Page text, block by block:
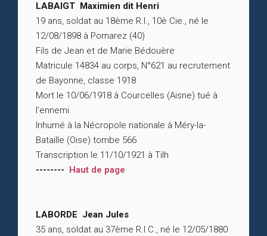
LABAIGT Maximien dit Henri
19 ans, soldat au 18ème R.I., 10è Cie., né le
12/08/1898 à Pomarez (40)
Fils de Jean et de Marie Bédouère
Matricule 14834 au corps, N°621 au recrutement
de Bayonne, classe 1918
Mort le 10/06/1918 à Courcelles (Aisne) tué à
l’ennemi
Inhumé à la Nécropole nationale à Méry-la-
Bataille (Oise) tombe 566
Transcription le 11/10/1921 à Tilh
-------- Haut de page
LABORDE Jean Jules
35 ans, soldat au 37ème R.I.C., né le 12/05/1880